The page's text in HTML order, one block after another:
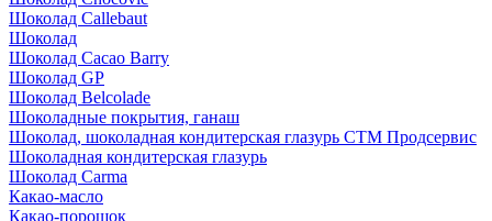
Шоколад Callebaut
Шоколад
Шоколад Cacao Barry
Шоколад GP
Шоколад Belcolade
Шоколадные покрытия, ганаш
Шоколад, шоколадная кондитерская глазурь СТМ Продсервис
Шоколадная кондитерская глазурь
Шоколад Carma
Какао-масло
Какао-порошок